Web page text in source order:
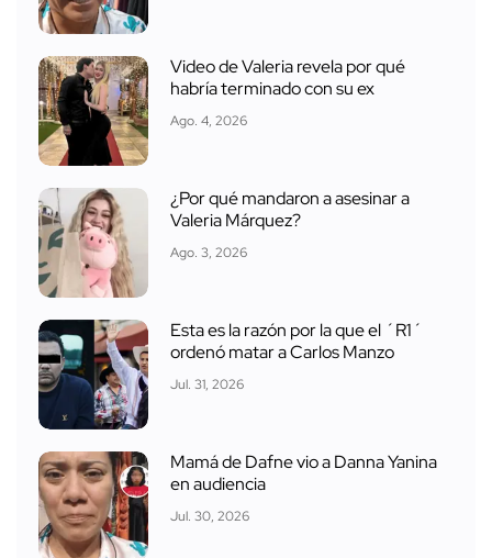
Video de Valeria revela por qué
habría terminado con su ex
Ago. 4, 2026
¿Por qué mandaron a asesinar a
Valeria Márquez?
Ago. 3, 2026
Esta es la razón por la que el ´R1´
ordenó matar a Carlos Manzo
Jul. 31, 2026
Mamá de Dafne vio a Danna Yanina
en audiencia
Jul. 30, 2026